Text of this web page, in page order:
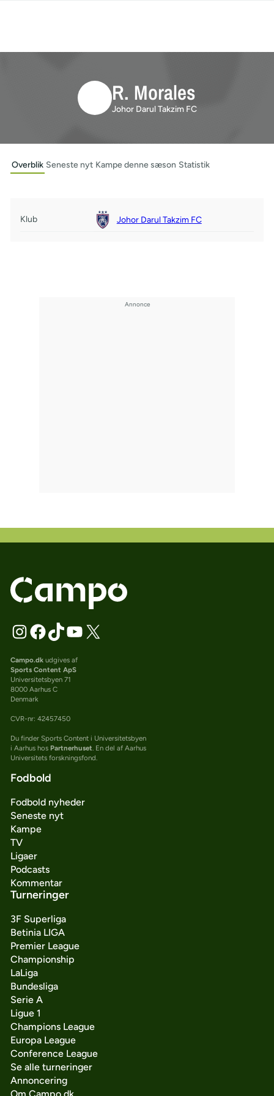
R. Morales
Johor Darul Takzim FC
Overblik Seneste nyt Kampe denne sæson Statistik
Klub Johor Darul Takzim FC
Campo.dkudgives af
Sports Content ApS
Universitetsbyen 71
8000 Aarhus C
Denmark
CVR-nr: 42457450
Du finder Sports Content i Universitetsbyen
i Aarhus hos Partnerhuset. En del af Aarhus
Universitets forskningsfond.
Fodbold
Fodbold nyheder
Seneste nyt
Kampe
TV
Ligaer
Podcasts
Kommentar
Turneringer
3F Superliga
Betinia LIGA
Premier League
Championship
LaLiga
Bundesliga
Serie A
Ligue 1
Champions League
Europa League
Conference League
Se alle turneringer
Annoncering